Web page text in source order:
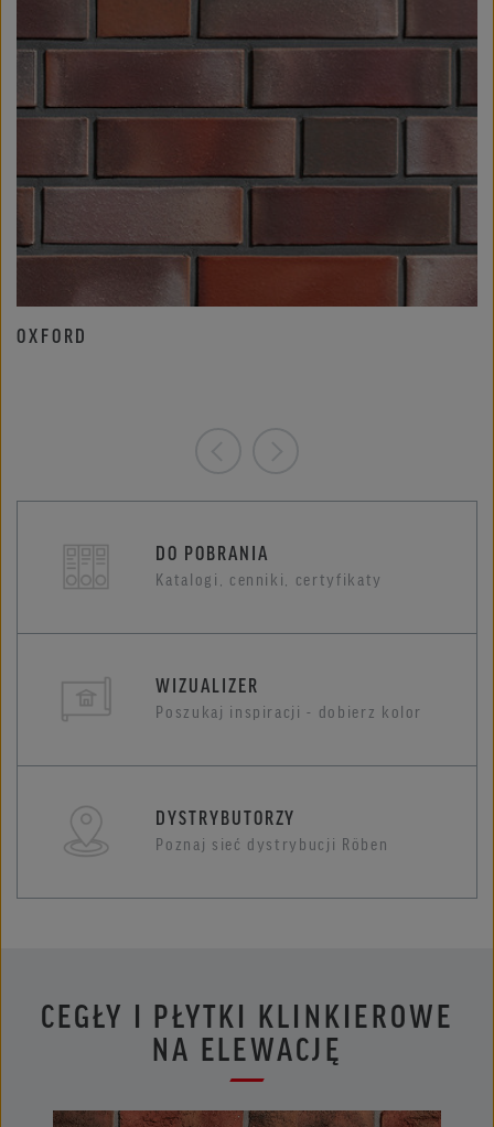
OXFORD
DO POBRANIA
Katalogi, cenniki, certyfikaty
WIZUALIZER
Poszukaj inspiracji - dobierz kolor
DYSTRYBUTORZY
Poznaj sieć dystrybucji Röben
CEGŁY I PŁYTKI KLINKIEROWE
NA ELEWACJĘ